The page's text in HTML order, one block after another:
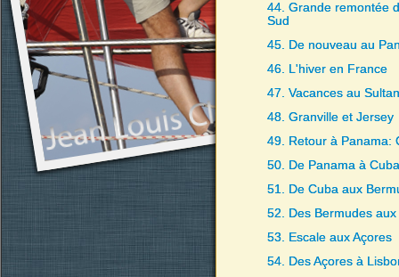
44. Grande remontée
Sud
45. De nouveau au
46. L'hiver en France
47. Vacances au
48. Granville et Jersey
49. Retour à Panama:
50. De Panama à Cuba
51. De Cuba aux
52. Des Bermudes aux
53. Escale aux Açores
54. Des Açores à